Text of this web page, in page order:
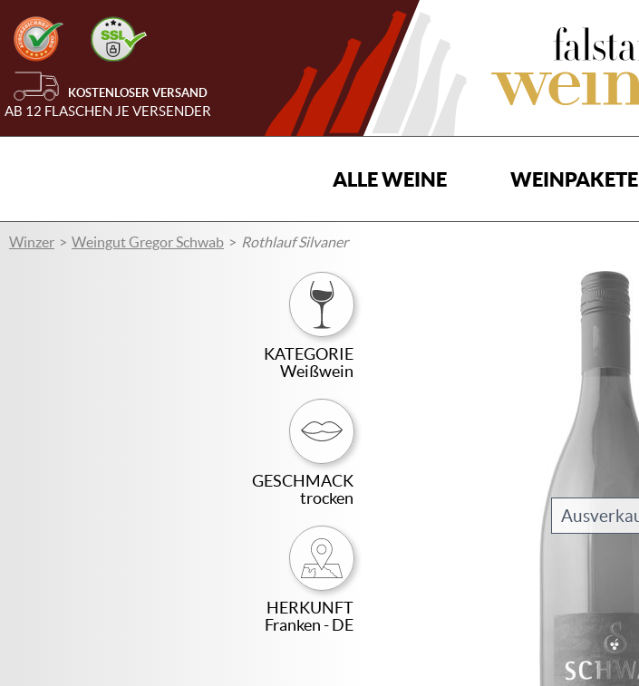
KOSTENLOSER VERSAND
AB 12 FLASCHEN JE VERSENDER
ALLE WEINE WEINPAKETE
Winzer Weingut Gregor Schwab Rothlauf Silvaner
KATEGORIE
Weißwein
GESCHMACK
trocken
HERKUNFT
Franken - DE